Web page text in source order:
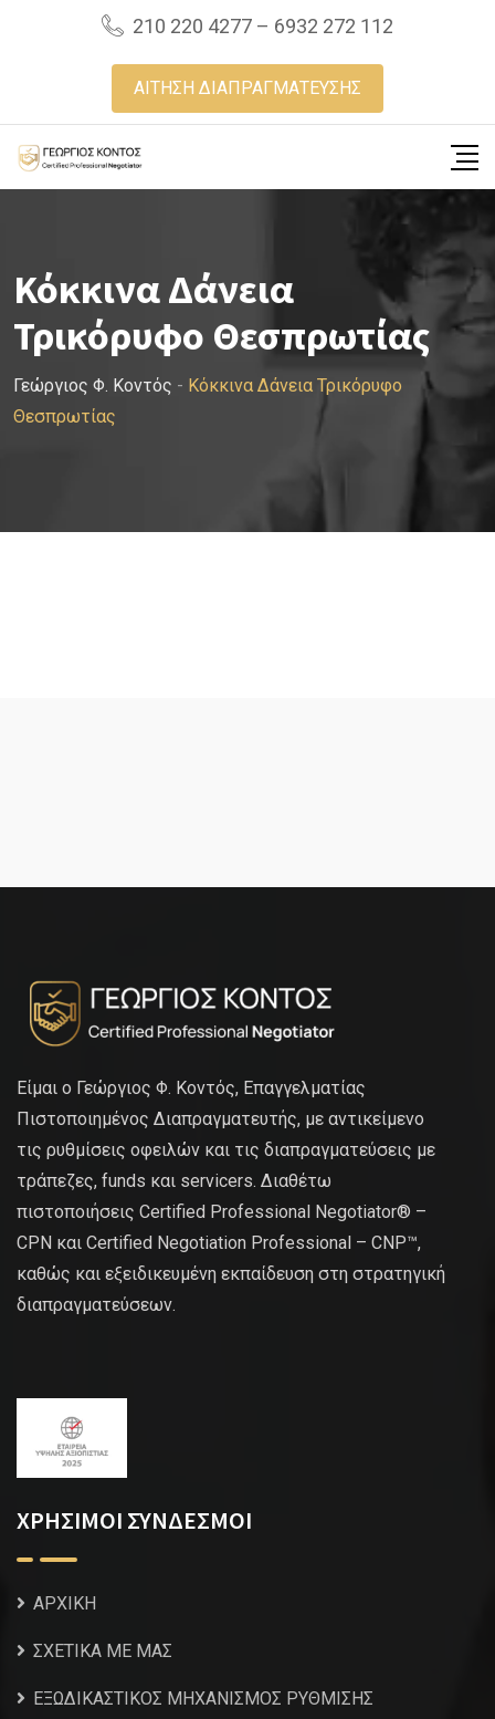
210 220 4277 – 6932 272 112
ΑΙΤΗΣΗ ΔΙΑΠΡΑΓΜΑΤΕΥΣΗΣ
Κόκκινα Δάνεια
Τρικόρυφο Θεσπρωτίας
Γεώργιος Φ. Κοντός - Κόκκινα Δάνεια Τρικόρυφο
Θεσπρωτίας
Είμαι ο Γεώργιος Φ. Κοντός, Επαγγελματίας
Πιστοποιημένος Διαπραγματευτής, με αντικείμενο
τις ρυθμίσεις οφειλών και τις διαπραγματεύσεις με
τράπεζες, funds και servicers. Διαθέτω
πιστοποιήσεις Certified Professional Negotiator® –
CPN και Certified Negotiation Professional – CNP™,
καθώς και εξειδικευμένη εκπαίδευση στη στρατηγική
διαπραγματεύσεων.
ΧΡΗΣΙΜΟΙ ΣΥΝΔΕΣΜΟΙ
ΑΡΧΙΚΗ
ΣΧΕΤΙΚΑ ΜΕ ΜΑΣ
ΕΞΩΔΙΚΑΣΤΙΚΟΣ ΜΗΧΑΝΙΣΜΟΣ ΡΥΘΜΙΣΗΣ